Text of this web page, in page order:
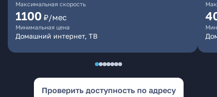
Максимальная скорость
1100 ₽/мес
Минимальная цена
Домашний интернет, ТВ
Проверить доступность по адресу